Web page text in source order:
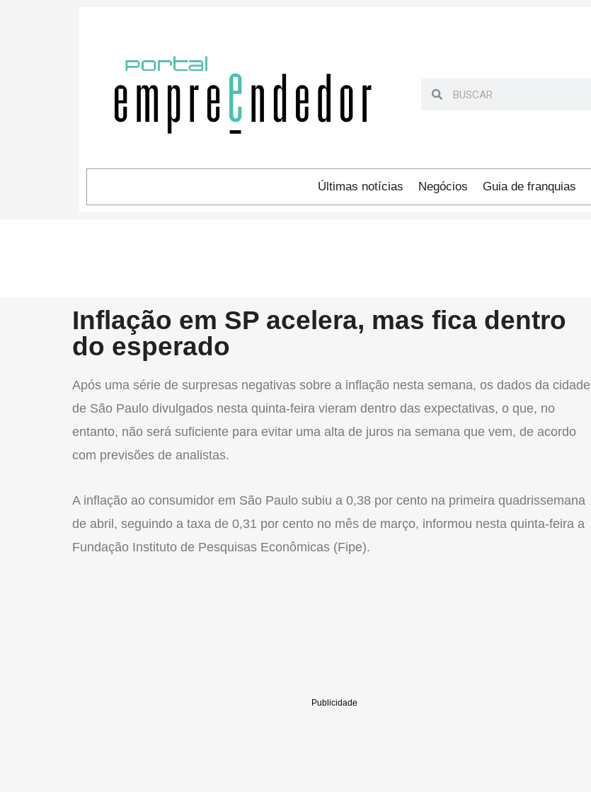
Últimas notícias Negócios Guia de franquias
Inflação em SP acelera, mas fica dentro
do esperado
Após uma série de surpresas negativas sobre a inflação nesta semana, os dados da cidade
de São Paulo divulgados nesta quinta-feira vieram dentro das expectativas, o que, no
entanto, não será suficiente para evitar uma alta de juros na semana que vem, de acordo
com previsões de analistas.
A inflação ao consumidor em São Paulo subiu a 0,38 por cento na primeira quadrissemana
de abril, seguindo a taxa de 0,31 por cento no mês de março, informou nesta quinta-feira a
Fundação Instituto de Pesquisas Econômicas (Fipe).